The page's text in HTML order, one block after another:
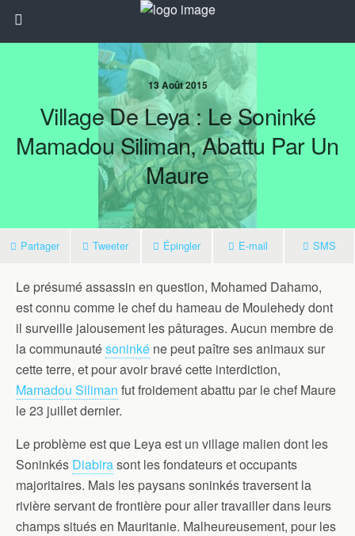
13 Août 2015
Village De Leya : Le Soninké
Mamadou Siliman, Abattu Par Un
Maure
Partager Tweeter Épingler E-mail SMS
Le présumé assassin en question, Mohamed Dahamo,
est connu comme le chef du hameau de Moulehedy dont
il surveille jalousement les pâturages. Aucun membre de
la communautésoninké ne peut paître ses animaux sur
cette terre, et pour avoir bravé cette interdiction,
Mamadou Siliman fut froidement abattu par le chef Maure
le 23 juillet dernier.
Le problème est que Leya est un village malien dont les
Soninkés Diabirasont les fondateurs et occupants
majoritaires. Mais les paysans soninkés traversent la
rivière servant de frontière pour aller travailler dans leurs
champs situés en Mauritanie. Malheureusement, pour les